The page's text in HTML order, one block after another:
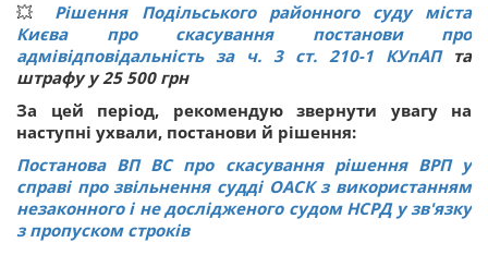
💥 Рішення Подільського районного суду міста
Києва про скасування постанови про
адмівідповідальність за ч. 3 ст. 210-1 КУпАПта
штрафу у 25 500 грн
За цей період, рекомендую звернути увагу на
наступні ухвали, постанови й рішення:
Постанова ВП ВС про скасування рішення ВРП у
справі про звільнення судді ОАСК з використанням
незаконного і не дослідженого судом НСРД у зв'язку
з пропуском строків